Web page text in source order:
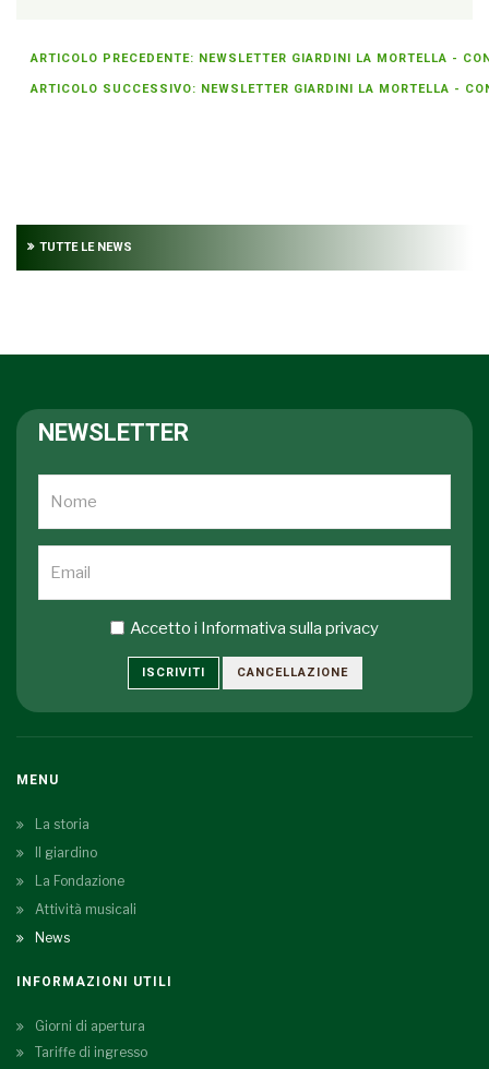
ARTICOLO PRECEDENTE: NEWSLETTER GIARDINI LA MORTELLA -
ARTICOLO SUCCESSIVO: NEWSLETTER GIARDINI LA MORTELLA -
TUTTE LE NEWS
NEWSLETTER
Accetto i Informativa sulla privacy
ISCRIVITI CANCELLAZIONE
MENU
La storia
Il giardino
La Fondazione
Attività musicali
News
INFORMAZIONI UTILI
Giorni di apertura
Tariffe di ingresso